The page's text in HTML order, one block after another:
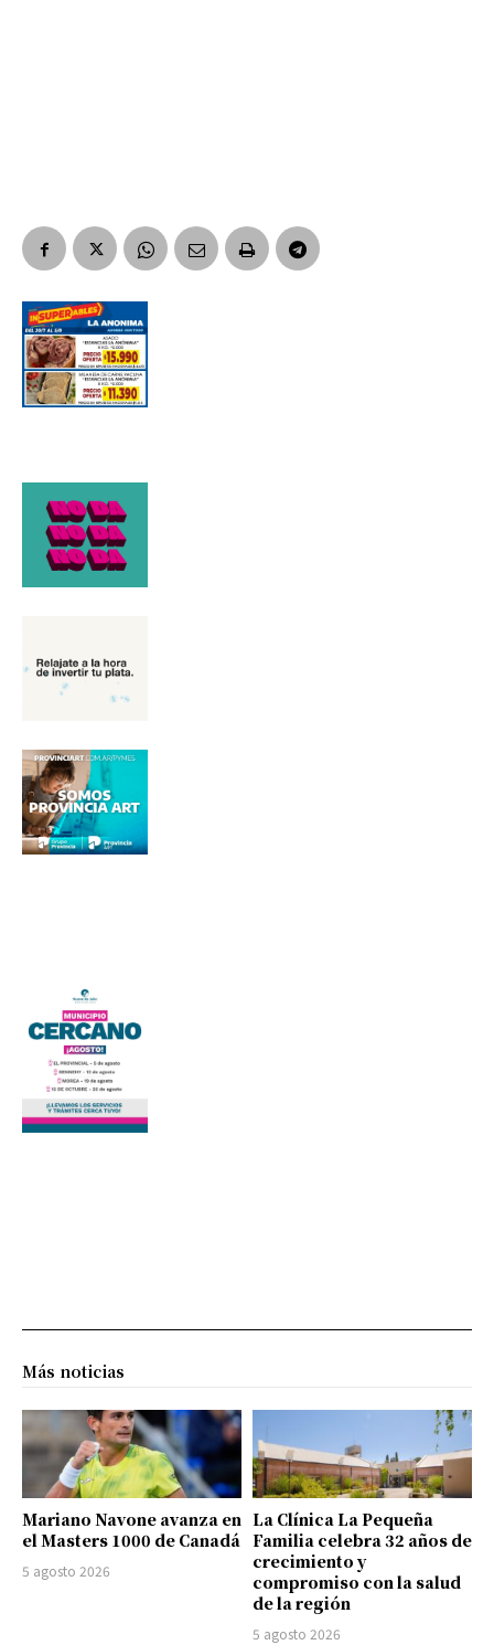
Más noticias
Mariano Navone avanza en
el Masters 1000 de Canadá
5 agosto 2026
La Clínica La Pequeña
Familia celebra 32 años de
crecimiento y
compromiso con la salud
de la región
5 agosto 2026